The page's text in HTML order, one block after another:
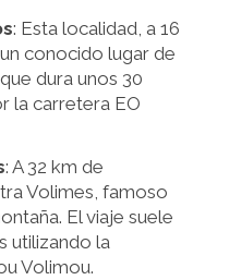
: Esta localidad, a 16
conocido lugar de
dura unos 30
la carretera EO
: A 32 km de
Volimes, famoso
El viaje suele
utilizando la
Volimou.